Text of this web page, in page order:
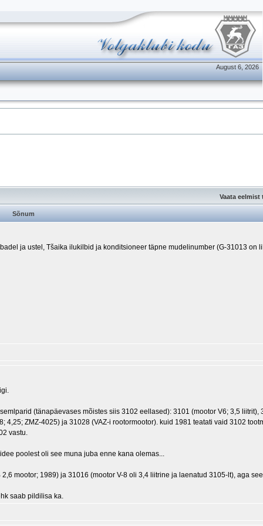
August 6, 2026
Vaata eelmist
Sõnum
ja ustel, Tšaika ilukilbid ja konditsioneer täpne mudelinumber (G-31013 on
(tänapäevases mõistes siis 3102 eellased): 3101 (mootor V6; 3,5 liitrit),
ZMZ-4025) ja 31028 (VAZ-i rootormootor). kuid 1981 teatati vaid 3102
vastu.
poolest oli see muna juba enne kana olemas...
mootor; 1989) ja 31016 (mootor V-8 oli 3,4 liitrine ja laenatud 3105-lt), aga
saab pildilisa ka.